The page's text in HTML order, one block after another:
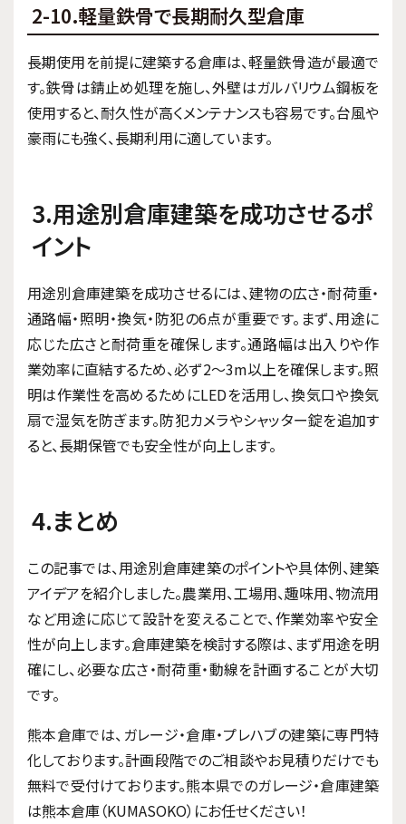
2-10.軽量鉄骨で長期耐久型倉庫
長期使用を前提に建築する倉庫は、軽量鉄骨造が最適で
す。鉄骨は錆止め処理を施し、外壁はガルバリウム鋼板を
使用すると、耐久性が高くメンテナンスも容易です。台風や
豪雨にも強く、長期利用に適しています。
3.用途別倉庫建築を成功させるポ
イント
用途別倉庫建築を成功させるには、建物の広さ・耐荷重・
通路幅・照明・換気・防犯の6点が重要です。まず、用途に
応じた広さと耐荷重を確保します。通路幅は出入りや作
業効率に直結するため、必ず2〜3m以上を確保します。照
明は作業性を高めるためにLEDを活用し、換気口や換気
扇で湿気を防ぎます。防犯カメラやシャッター錠を追加す
ると、長期保管でも安全性が向上します。
4.まとめ
この記事では、用途別倉庫建築のポイントや具体例、建築
アイデアを紹介しました。農業用、工場用、趣味用、物流用
など用途に応じて設計を変えることで、作業効率や安全
性が向上します。倉庫建築を検討する際は、まず用途を明
確にし、必要な広さ・耐荷重・動線を計画することが大切
です。
熊本倉庫では、ガレージ・倉庫・プレハブの建築に専門特
化しております。計画段階でのご相談やお見積りだけでも
無料で受付けております。熊本県でのガレージ・倉庫建築
は熊本倉庫（KUMASOKO）にお任せください！